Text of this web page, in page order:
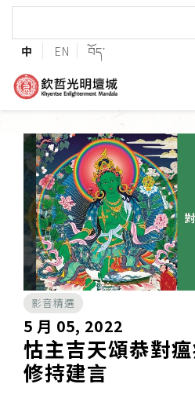
中 EN བོད་
緣起與願景
法王與上師的祝福
護持協會
培植福田
加入志工
巴麥欽哲傳承
第三世巴麥欽哲仁波切
傳承上師授證
影音精選
5 月 05, 2022
怙主吉天頌恭對
修持建言